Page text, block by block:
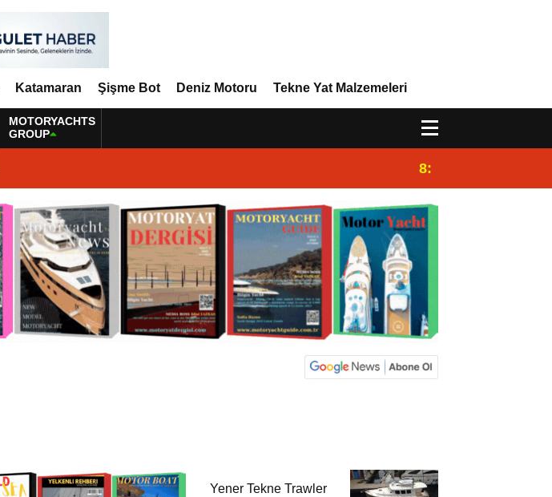
Katamaran Şişme Bot Deniz Motoru Tekne Yat Malzemeleri
MOTORYACHTS
GROUP
8:29
Yener Tekne Trawler